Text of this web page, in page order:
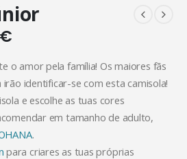
€
o amor pela família! Os maiores fãs
identificar-se com esta camisola!
e escolhe as tuas cores
em tamanho de adulto,
.
para criares as tuas próprias